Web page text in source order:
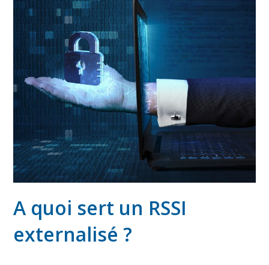
A quoi sert un RSSI
externalisé ?